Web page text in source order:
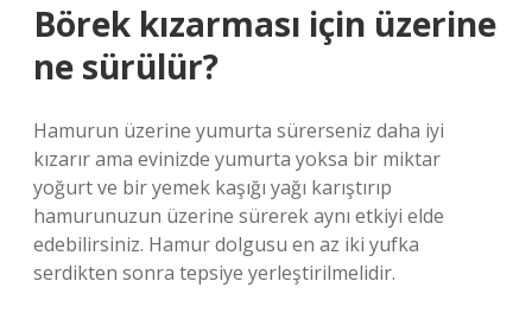
Börek kızarması için üzerine
ne sürülür?
Hamurun üzerine yumurta sürerseniz daha iyi
kızarır ama evinizde yumurta yoksa bir miktar
yoğurt ve bir yemek kaşığı yağı karıştırıp
hamurunuzun üzerine sürerek aynı etkiyi elde
edebilirsiniz. Hamur dolgusu en az iki yufka
serdikten sonra tepsiye yerleştirilmelidir.